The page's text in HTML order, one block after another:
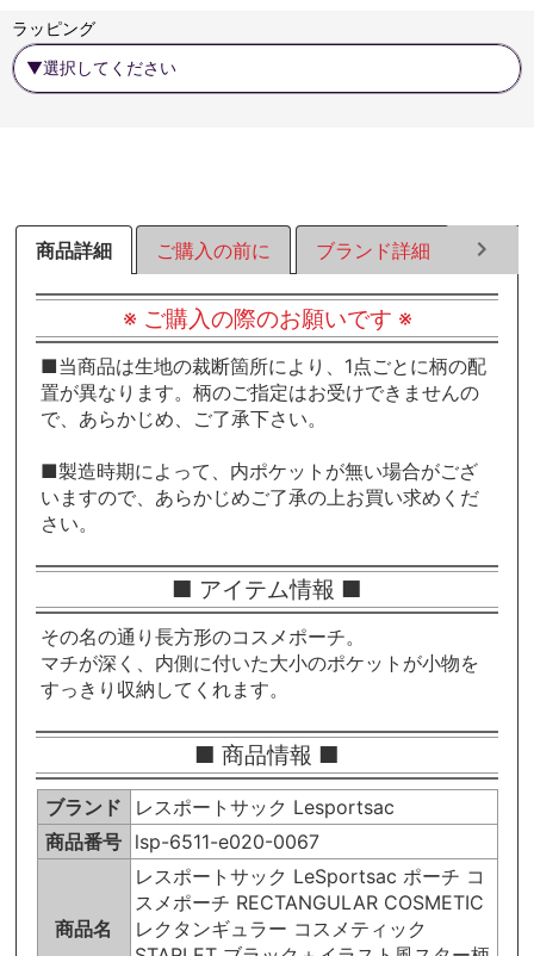
ラッピング
商品詳細 ご購入の前に ブランド詳細 ラッ
※ ご購入の際のお願いです ※
■当商品は生地の裁断箇所により、1点ごとに柄の配
置が異なります。柄のご指定はお受けできませんの
で、あらかじめ、ご了承下さい。
■製造時期によって、内ポケットが無い場合がござ
いますので、あらかじめご了承の上お買い求めくだ
さい。
■ アイテム情報 ■
その名の通り長方形のコスメポーチ。
マチが深く、内側に付いた大小のポケットが小物を
すっきり収納してくれます。
■ 商品情報 ■
ブランド
レスポートサック Lesportsac
商品番号 lsp-6511-e020-0067
商品名
レスポートサック LeSportsac ポーチ コ
スメポーチ RECTANGULAR COSMETIC
レクタンギュラー コスメティック